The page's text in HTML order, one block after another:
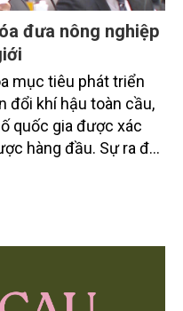
đưa nông nghiệp
mục tiêu phát triển
đổi khí hậu toàn cầu,
quốc gia được xác
hàng đầu. Sự ra đời
cách toàn diện,
và nâng cao hiệu
trường.